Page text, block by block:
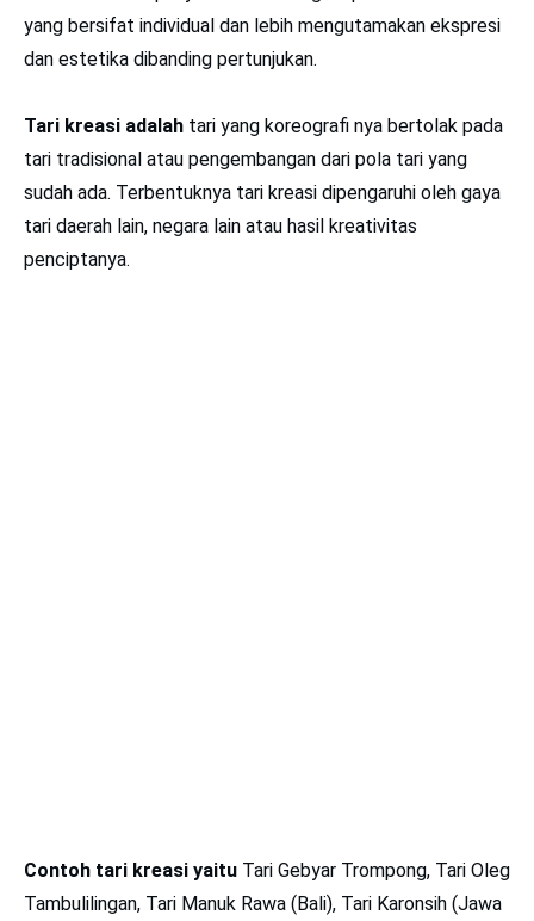
yang bersifat individual dan lebih mengutamakan ekspresi
dan estetika dibanding pertunjukan.
Tari kreasi adalah tari yang koreograﬁ nya bertolak pada
tari tradisional atau pengembangan dari pola tari yang
sudah ada. Terbentuknya tari kreasi dipengaruhi oleh gaya
tari daerah lain, negara lain atau hasil kreativitas
penciptanya.
Contoh tari kreasi yaitu Tari Gebyar Trompong, Tari Oleg
Tambulilingan, Tari Manuk Rawa (Bali), Tari Karonsih (Jawa